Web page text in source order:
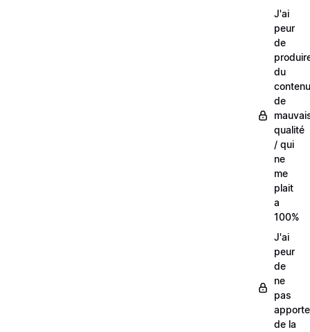
J'ai
peur
de
du
contenu
de
qualité
/ qui
ne
me
plait
a
100%
J'ai
peur
de
ne
pas
de la